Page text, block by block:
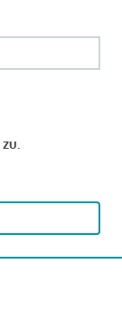
zu.